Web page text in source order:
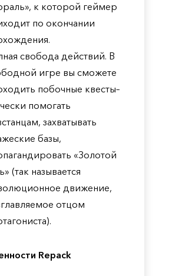
к которой геймер
по окончании
свобода действий. В
игре вы сможете
побочные квесты–
помогать
захватывать
базы,
«Золотой
(так называется
движение,
отцом
Repack